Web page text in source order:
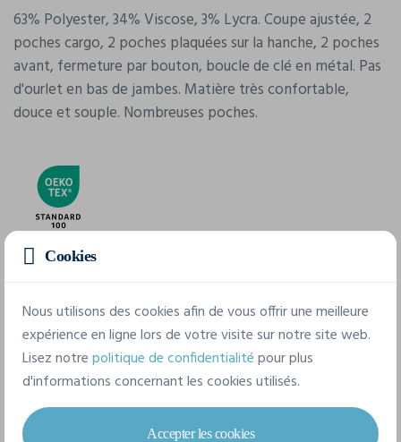
63% Polyester, 34% Viscose, 3% Lycra. Coupe ajustée, 2
poches cargo, 2 poches plaquées sur la hanche, 2 poches
avant, fermeture par bouton, boucle de clé en métal. Pas
d'ourlet en bas de jambes. Matière très confortable,
douce et souple. Nombreuses poches.
Caractéristiques
Marque
Brook Taverner
Référence
8968
Cookies
Nous utilisons des cookies afin de vous offrir une meilleure
expérience en ligne lors de votre visite sur notre site web.
Lisez notrepolitique de confidentialitépour plus
d'informations concernant les cookies utilisés.
Accepter les cookies